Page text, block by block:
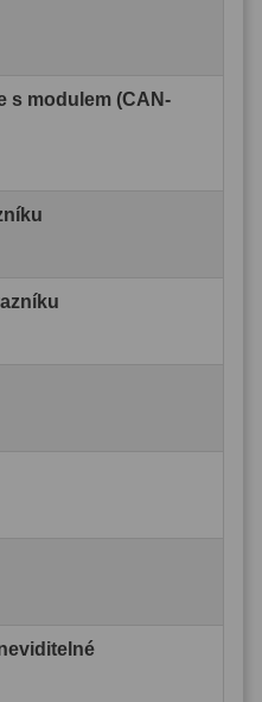
s modulem (CAN-